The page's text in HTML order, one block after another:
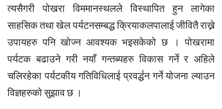
त्यसैगरी पोखरा विममानस्थलले विस्थापित हुन लागेका
साहसिक तथा खेल पर्यटनसम्बद्ध क्रियाकलपालाई जीवितै राख्ने
उपायहरु पनि खोज्न आवश्यक भइसकेको छ । पोखरामा
पर्यटक बढाउने गरी नयाँ गन्तब्यहरु विकास गर्ने र अहिले
चलिरहेका पर्यटकीय गतिविधिलाई प्रवर्द्धन गर्ने योजना ल्याउन
विज्ञहरुको सुझाव छ ।